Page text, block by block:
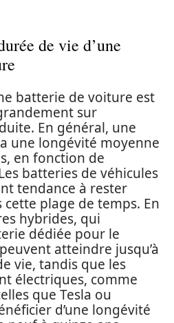
de vie d’une
batterie de voiture est
sur
En général, une
une longévité moyenne
en fonction de
batteries de véhicules
tendance à rester
plage de temps. En
hybrides, qui
dédiée pour le
atteindre jusqu’à
vie, tandis que les
électriques, comme
que Tesla ou
d’une longévité